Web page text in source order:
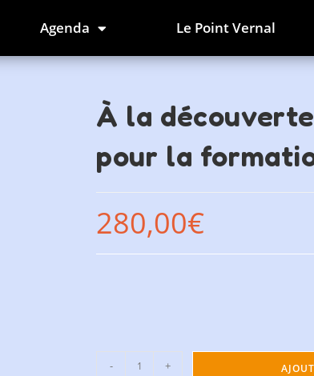
Agenda Le Point Vernal
À la
pour la
280,00€
- +